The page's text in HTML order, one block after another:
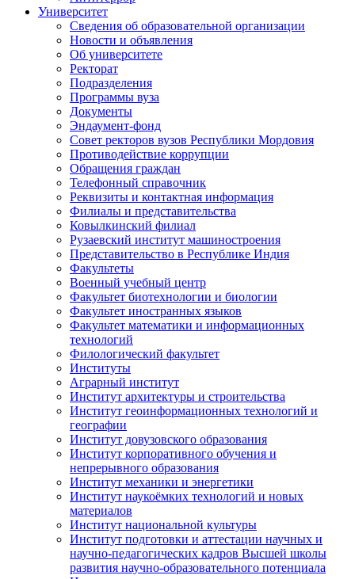
Университет
Сведения об образовательной организации
Новости и объявления
Об университете
Ректорат
Подразделения
Программы вуза
Документы
Эндаумент-фонд
Совет ректоров вузов Республики Мордовия
Противодействие коррупции
Обращения граждан
Телефонный справочник
Реквизиты и контактная информация
Филиалы и представительства
Ковылкинский филиал
Рузаевский институт машиностроения
Представительство в Республике Индия
Факультеты
Военный учебный центр
Факультет биотехнологии и биологии
Факультет иностранных языков
Факультет математики и информационных
технологий
Филологический факультет
Институты
Аграрный институт
Институт архитектуры и строительства
Институт геоинформационных технологий и
географии
Институт довузовского образования
Институт корпоративного обучения и
непрерывного образования
Институт механики и энергетики
Институт наукоёмких технологий и новых
материалов
Институт национальной культуры
Институт подготовки и аттестации научных и
научно-педагогических кадров Высшей школы
развития научно-образовательного потенциала